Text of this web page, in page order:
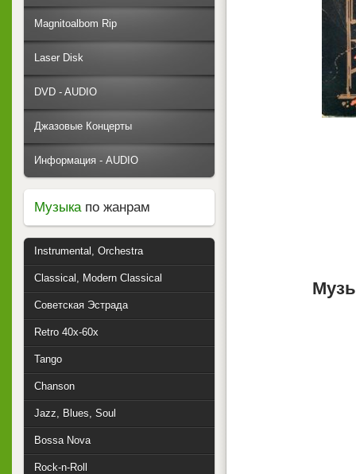
Magnitoalbom Rip
Laser Disk
DVD - AUDIO
Джазовые Концерты
Информация - AUDIO
Музыкапо жанрам
Instrumental, Orchestra
Classical, Modern Classical
Советская Эстрада
Retro 40x-60x
Tango
Chanson
Jazz, Blues, Soul
Bossa Nova
Rock-n-Roll